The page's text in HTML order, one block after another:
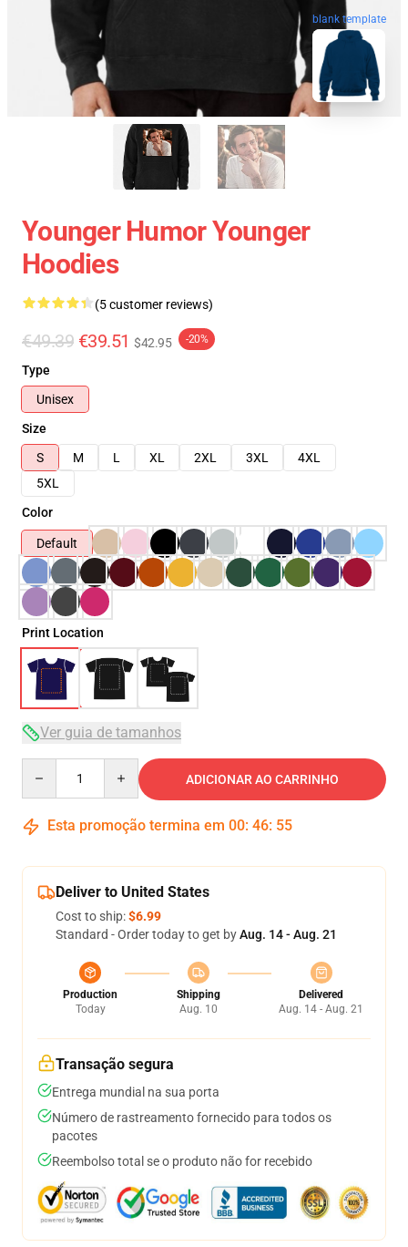
blank template
Younger Humor Younger
Hoodies
(5 customer reviews)
€49.39 €39.51 $42.95 -20%
Type
Unisex
Size
S
M L XL 2XL 3XL
4XL
5XL
Color
Default
Print Location
Ver guia de tamanhos
ADICIONAR AO CARRINHO
Esta promoção termina em 00: 46: 54
Deliver to United States
Cost to ship:$6.99
Standard - Order today to get byAug. 14 - Aug. 21
Production
Today
Shipping
Aug. 10
Delivered
Aug. 14 - Aug. 21
Transação segura
Entrega mundial na sua porta
Número de rastreamento fornecido para todos os
pacotes
Reembolso total se o produto não for recebido